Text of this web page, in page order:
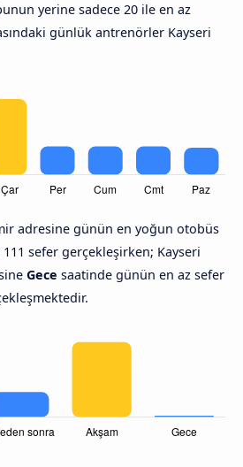
yerine sadece 20 ile en az
günlük antrenörler Kayseri
adresine günün en yoğun otobüs
sefer gerçekleşirken; Kayseri
Gece saatinde günün en az sefer